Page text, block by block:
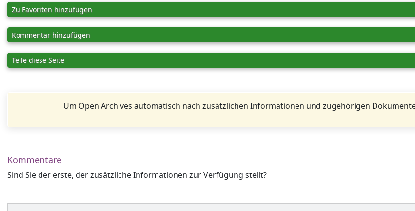
Zu Favoriten hinzufügen
Kommentar hinzufügen
Teile diese Seite
Um Open Archives automatisch nach zusätzlichen Informationen und zugehörigen
Kommentare
Sind Sie der erste, der zusätzliche Informationen zur Verfügung stellt?